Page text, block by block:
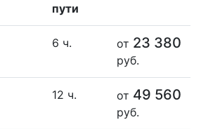
пути
6 ч. от 23 380
руб.
12 ч. от 49 560
руб.